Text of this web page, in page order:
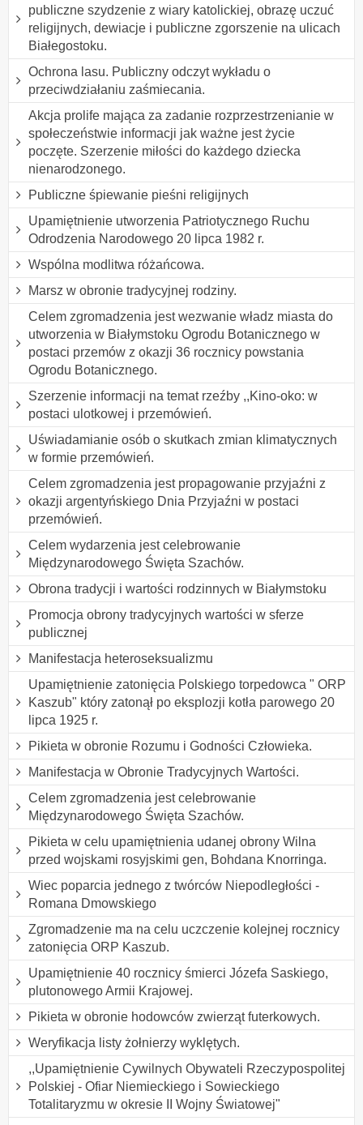
publiczne szydzenie z wiary katolickiej, obrazę uczuć
religijnych, dewiacje i publiczne zgorszenie na ulicach
Białegostoku.
Ochrona lasu. Publiczny odczyt wykładu o
przeciwdziałaniu zaśmiecania.
Akcja prolife mająca za zadanie rozprzestrzenianie w
społeczeństwie informacji jak ważne jest życie
poczęte. Szerzenie miłości do każdego dziecka
nienarodzonego.
Publiczne śpiewanie pieśni religijnych
Upamiętnienie utworzenia Patriotycznego Ruchu
Odrodzenia Narodowego 20 lipca 1982 r.
Wspólna modlitwa różańcowa.
Marsz w obronie tradycyjnej rodziny.
Celem zgromadzenia jest wezwanie władz miasta do
utworzenia w Białymstoku Ogrodu Botanicznego w
postaci przemów z okazji 36 rocznicy powstania
Ogrodu Botanicznego.
Szerzenie informacji na temat rzeźby ,,Kino-oko: w
postaci ulotkowej i przemówień.
Uświadamianie osób o skutkach zmian klimatycznych
w formie przemówień.
Celem zgromadzenia jest propagowanie przyjaźni z
okazji argentyńskiego Dnia Przyjaźni w postaci
przemówień.
Celem wydarzenia jest celebrowanie
Międzynarodowego Święta Szachów.
Obrona tradycji i wartości rodzinnych w Białymstoku
Promocja obrony tradycyjnych wartości w sferze
publicznej
Manifestacja heteroseksualizmu
Upamiętnienie zatonięcia Polskiego torpedowca " ORP
Kaszub" który zatonął po eksplozji kotła parowego 20
lipca 1925 r.
Pikieta w obronie Rozumu i Godności Człowieka.
Manifestacja w Obronie Tradycyjnych Wartości.
Celem zgromadzenia jest celebrowanie
Międzynarodowego Święta Szachów.
Pikieta w celu upamiętnienia udanej obrony Wilna
przed wojskami rosyjskimi gen, Bohdana Knorringa.
Wiec poparcia jednego z twórców Niepodległości -
Romana Dmowskiego
Zgromadzenie ma na celu uczczenie kolejnej rocznicy
zatonięcia ORP Kaszub.
Upamiętnienie 40 rocznicy śmierci Józefa Saskiego,
plutonowego Armii Krajowej.
Pikieta w obronie hodowców zwierząt futerkowych.
Weryfikacja listy żołnierzy wyklętych.
,,Upamiętnienie Cywilnych Obywateli Rzeczypospolitej
Polskiej - Ofiar Niemieckiego i Sowieckiego
Totalitaryzmu w okresie II Wojny Światowej"